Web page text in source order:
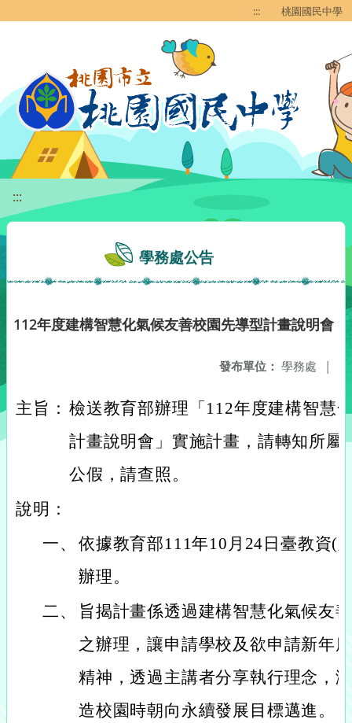
::: 桃園國民中學
:::
學務處公告
112年度建構智慧化氣候友善校園先導型計畫說明會
發布單位： 學務處 |
主旨： 檢送教育部辦理「112年度建構智慧
計畫說明會」實施計畫，請轉知所屬
公假，請查照。
說明：
一、 依據教育部111年10月24日臺教資(
辦理。
二、
旨揭計畫係透過建構智慧化氣候友
之辦理，讓申請學校及欲申請新年
精神，透過主講者分享執行理念，
造校園時朝向永續發展目標邁進。